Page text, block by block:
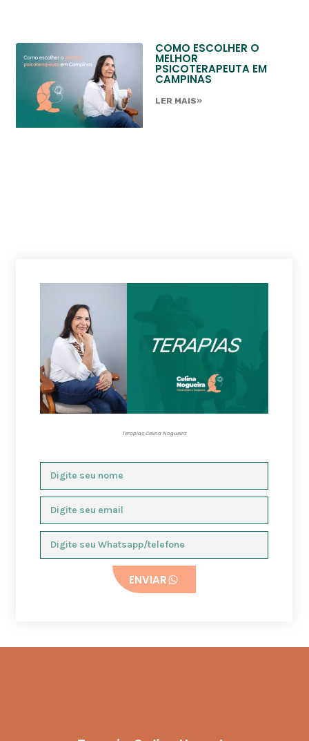
COMO ESCOLHER O
MELHOR
PSICOTERAPEUTA EM
CAMPINAS
LER MAIS»
Terapias Celina Nogueira
ENVIAR